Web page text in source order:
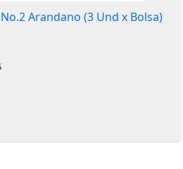
Arandano (3 Und x Bolsa)